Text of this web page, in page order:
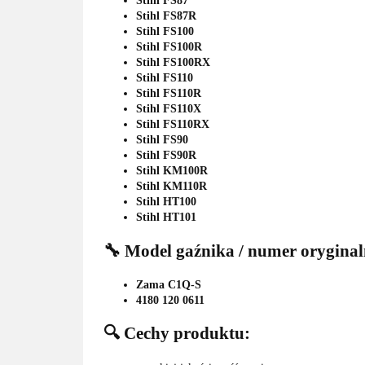
Stihl FS87R
Stihl FS100
Stihl FS100R
Stihl FS100RX
Stihl FS110
Stihl FS110R
Stihl FS110X
Stihl FS110RX
Stihl FS90
Stihl FS90R
Stihl KM100R
Stihl KM110R
Stihl HT100
Stihl HT101
🔧 Model gaźnika / numer
Zama C1Q-S
4180 120 0611
🔍 Cechy produktu: